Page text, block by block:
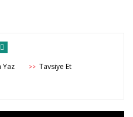
Yaz >> Tavsiye Et